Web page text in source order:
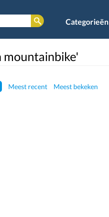
Categorieën
Meest recent Meest bekeken